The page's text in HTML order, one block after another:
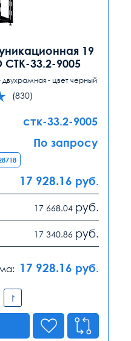
19
33.2-9005
- цвет черный
(830)
стк-33.2-9005
По запросу
17 928.16 руб.
17 668.04 руб.
17 340.86 руб.
17 928.16 руб.